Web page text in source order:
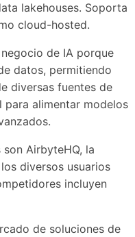
lakehouses. Soporta
cloud-hosted.
de IA porque
datos, permitiendo
diversas fuentes de
para alimentar modelos
AirbyteHQ, la
diversos usuarios
incluyen
de soluciones de